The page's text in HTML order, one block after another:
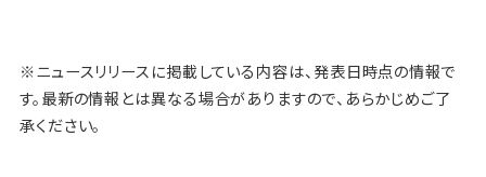
※ニュースリリースに掲載している内容は、発表日時点の情報で
す。最新の情報とは異なる場合がありますので、あらかじめご了
承ください。